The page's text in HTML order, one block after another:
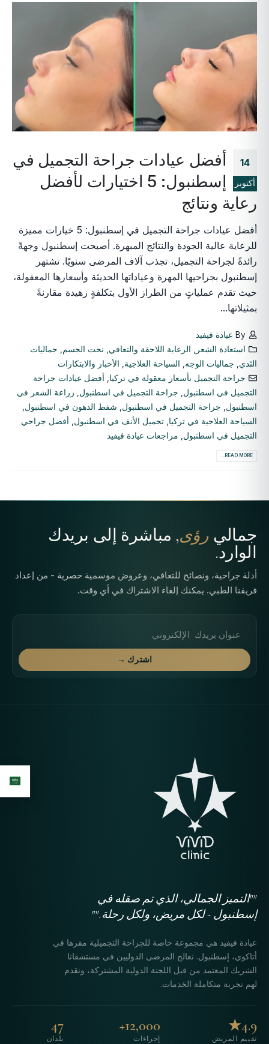
14
أكتوبر
أفضل عيادات جراحة التجميل في
إسطنبول: 5 اختيارات لأفضل
رعاية ونتائج
أفضل عيادات جراحة التجميل في إسطنبول: 5 خيارات مميزة
للرعاية عالية الجودة والنتائج المبهرة. أصبحت إسطنبول وجهةً
رائدةً لجراحة التجميل، تجذب آلاف المرضى سنويًا. تشتهر
إسطنبول بجراحيها المهرة وعياداتها الحديثة وأسعارها المعقولة،
حيث تقدم عملياتٍ من الطراز الأول بتكلفةٍ زهيدة مقارنةً
بمثيلاتها...
By عيادة فيفيد
استعادة الشعر , الرعاية اللاحقة والتعافي, نحت الجسم, جماليات
الثدي, جماليات الوجه, السياحة العلاجية, الأخبار والابتكارات
جراحة التجميل بأسعار معقولة في تركيا, أفضل عيادات جراحة
التجميل في اسطنبول, جراحة التجميل في اسطنبول, زراعة الشعر في
اسطنبول, جراحة التجميل في اسطنبول, شفط الدهون في اسطنبول,
السياحة العلاجية في تركيا, تجميل الأنف في اسطنبول, أفضل جراحي
التجميل في اسطنبول, مراجعات عيادة فيفيد
READ MORE...
جمالي رؤى, مباشرة إلى بريدك
الوارد.
أدلة جراحية، ونصائح للتعافي، وعروض موسمية حصرية - من إعداد
فريقنا الطبي. يمكنك إلغاء الاشتراك في أي وقت.
اشترك →
""التميز الجمالي، الذي تم صقله في
إسطنبول - لكل مريض، ولكل رحلة.""
عيادة فيفيد هي مجموعة خاصة للجراحة التجميلية مقرها في
أتاكوي، إسطنبول. نعالج المرضى الدوليين في مستشفانا
الشريك المعتمد من قبل اللجنة الدولية المشتركة، ونقدم
لهم تجربة متكاملة الخدمات.
4.9★
تقييم المريض
12,000+
إجراءات
47
بلدان